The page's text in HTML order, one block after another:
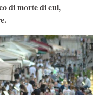
di morte di cui,